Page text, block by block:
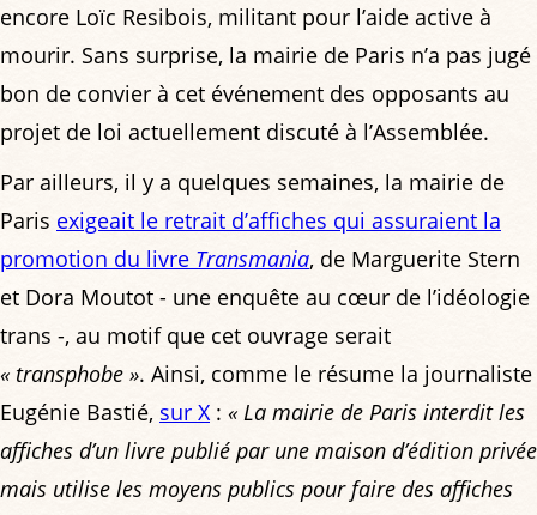
encore Loïc Resibois, militant pour l’aide active à
mourir. Sans surprise, la mairie de Paris n’a pas jugé
bon de convier à cet événement des opposants au
projet de loi actuellement discuté à l’Assemblée.
Par ailleurs, il y a quelques semaines, la mairie de
Paris exigeait le retrait d’affiches qui assuraient la
promotion du livre Transmania, de Marguerite Stern
et Dora Moutot - une enquête au cœur de l’idéologie
trans -, au motif que cet ouvrage serait
« transphobe ». Ainsi, comme le résume la journaliste
Eugénie Bastié, sur X : « La mairie de Paris interdit les
affiches d’un livre publié par une maison d’édition privée
mais utilise les moyens publics pour faire des affiches